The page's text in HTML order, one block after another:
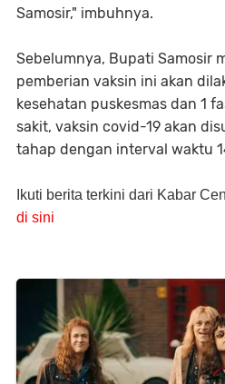
Samosir," imbuhnya.
Sebelumnya, Bupati Samosir
pemberian vaksin ini akan
kesehatan puskesmas dan 1
sakit, vaksin covid-19 akan
tahap dengan interval waktu
Ikuti berita terkini dari Kabar
di sini